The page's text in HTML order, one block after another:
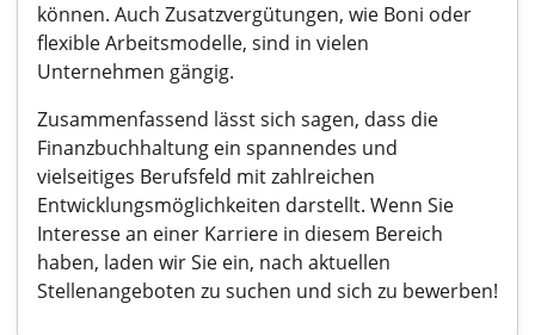
können. Auch Zusatzvergütungen, wie Boni oder
flexible Arbeitsmodelle, sind in vielen
Unternehmen gängig.
Zusammenfassend lässt sich sagen, dass die
Finanzbuchhaltung ein spannendes und
vielseitiges Berufsfeld mit zahlreichen
Entwicklungsmöglichkeiten darstellt. Wenn Sie
Interesse an einer Karriere in diesem Bereich
haben, laden wir Sie ein, nach aktuellen
Stellenangeboten zu suchen und sich zu bewerben!